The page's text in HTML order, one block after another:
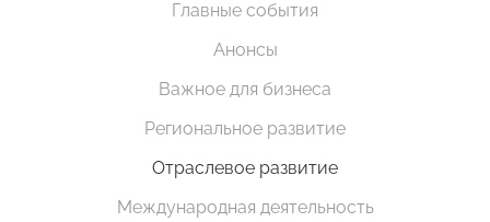
Главные события
Анонсы
Важное для бизнеса
Региональное развитие
Отраслевое развитие
Международная деятельность